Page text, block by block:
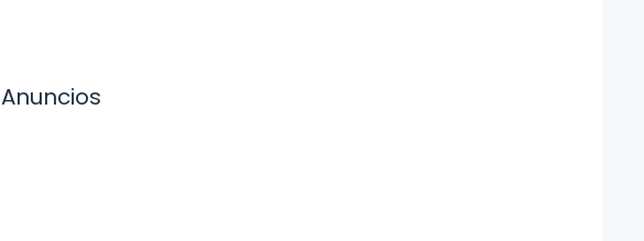
Anuncios